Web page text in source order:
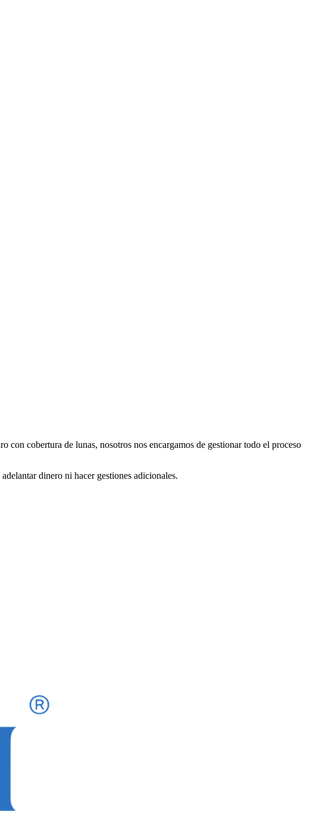
con cobertura de lunas, nosotros nos encargamos de gestionar todo el proceso
dinero ni hacer gestiones adicionales.